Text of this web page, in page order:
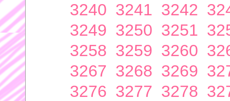
3240 3241 3242
3249 3250 3251
3258 3259 3260
3267 3268 3269
3276 3277 3278